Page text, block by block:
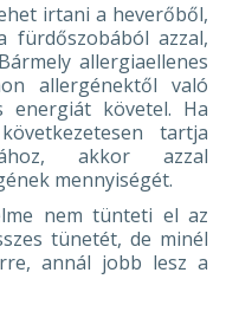
irtani a heverőből,
azzal,
allergiaellenes
allergénektől való
energiát követel. Ha
tartja
akkor azzal
mennyiségét.
nem tünteti el az
tünetét, de minél
annál jobb lesz a